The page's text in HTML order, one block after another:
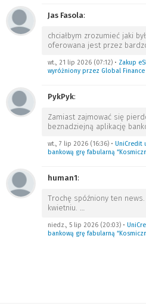
Jas Fasola:
chciałbym zrozumieć jaki
oferowana jest przez
wt., 21 lip 2026 (07:12) • Zakup
wyróżniony przez Global Finance
PykPyk:
Zamiast zajmować się
beznadziejną aplikację
wt., 7 lip 2026 (16:36) • UniCredit
bankową grę fabularną
human1:
Trochę spóźniony ten
kwietniu. …
niedz., 5 lip 2026 (20:03) •
bankową grę fabularną